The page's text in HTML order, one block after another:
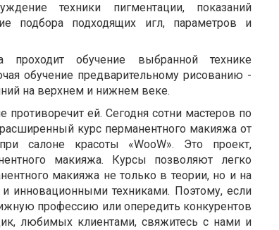
техники пигментации, показаний
подбора подходящих игл, параметров и
обучение выбранной технике
обучение предварительному рисованию -
на верхнем и нижнем веке.
противоречит ей. Сегодня сотни мастеров по
курс перманентного макияжа от
салоне красоты «WooW». Это проект,
макияжа. Курсы позволяют легко
макияжа не только в теории, но и на
инновационными техниками. Поэтому, если
профессию или опередить конкурентов
любимых клиентами, свяжитесь с нами и